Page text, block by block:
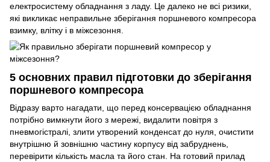
електросистему обладнання з ладу. Це далеко не всі ризики,
які викликає неправильне зберігання поршневого компресора
взимку, влітку і в міжсезоння.
5 основних правил підготовки до зберігання
поршневого компресора
Відразу варто нагадати, що перед консервацією обладнання
потрібно вимкнути його з мережі, видалити повітря з
пневмогістралі, злити утворений конденсат до нуля, очистити
внутрішню й зовнішню частину корпусу від забруднень,
перевірити кількість масла та його стан. На готовий прилад